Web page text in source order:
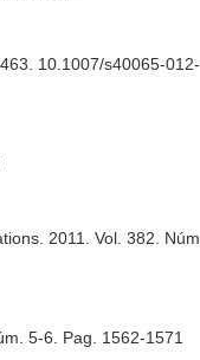
10.1007/s40065-012-
. 2011. Vol. 382. Núm.
5-6. Pag. 1562-1571